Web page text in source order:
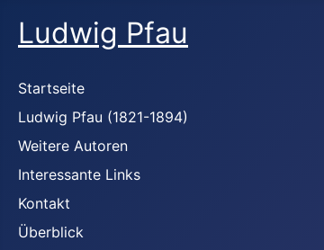
Ludwig Pfau
Startseite
Ludwig Pfau (1821-1894)
Weitere Autoren
Interessante Links
Kontakt
Überblick